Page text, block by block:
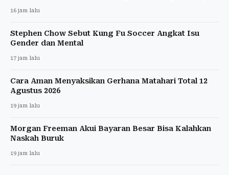
16 jam lalu
Stephen Chow Sebut Kung Fu Soccer Angkat Isu
Gender dan Mental
17 jam lalu
Cara Aman Menyaksikan Gerhana Matahari Total 12
Agustus 2026
19 jam lalu
Morgan Freeman Akui Bayaran Besar Bisa Kalahkan
Naskah Buruk
19 jam lalu